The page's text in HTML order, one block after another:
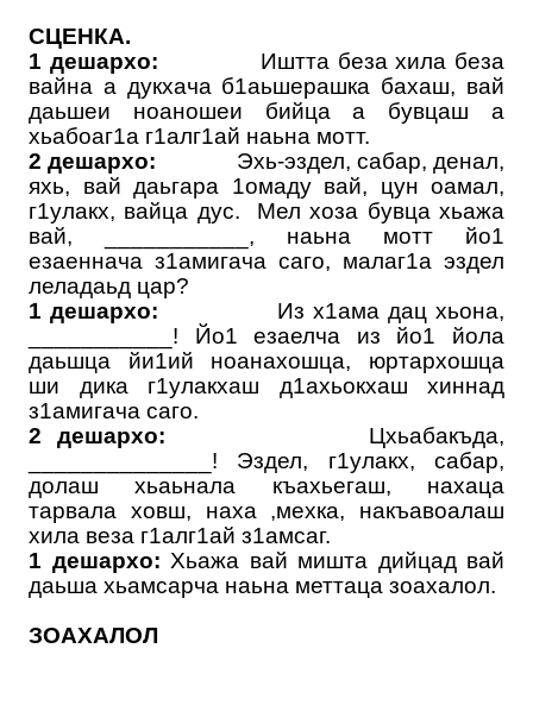
СЦЕНКА.
1 дешархо:
Иштта беза хила беза
вайна а дукхача б1аьшерашка бахаш, вай
даьшеи ноаношеи бийца а бувцаш а
хьабоаг1а г1алг1ай наьна мотт.
2 дешархо:
Эхь-эздел, сабар, денал,
яхь, вай даьгара 1омаду вай, цун оамал,
г1улакх, вайца дус.
Мел хоза бувца хьажа
вай, ___________, наьна мотт йо1
езаеннача з1амигача саго, малаг1а эздел
леладаьд цар?
1 дешархо: Из х1ама дац хьона,
___________! Йо1 езаелча из йо1 йола
даьшца йи1ий ноанахошца, юртархошца
ши дика г1улакхаш д1ахьокхаш хиннад
з1амигача саго.
2 дешархо: Цхьабакъда,
______________! Эздел, г1улакх, сабар,
долаш хьаьнала къахьегаш, нахаца
тарвала ховш, наха ,мехка, накъавоалаш
хила веза г1алг1ай з1амсаг.
1 дешархо: Хьажа вай мишта дийцад вай
даьша хьамсарча наьна меттаца зоахалол.
ЗОАХАЛОЛ